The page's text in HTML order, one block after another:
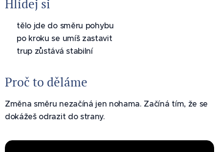
Hlídej si
✅ tělo jde do směru pohybu
✅ po kroku se umíš zastavit
✅ trup zůstává stabilní
Proč to děláme
Změna směru nezačíná jen nohama. Začíná tím, že se
dokážeš odrazit do strany.